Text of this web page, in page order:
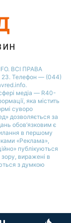
ВСІ ПРАВА
23. Телефон — (044)
сфері медіа — R40-
яка містить
суворо
дозволяється за
обов’язковим є
в першому
«Реклама»,
публікуються
виражені в
з думкою